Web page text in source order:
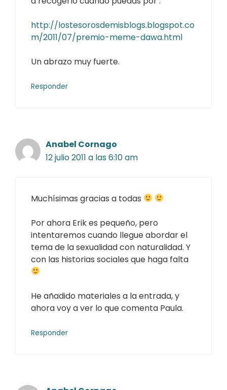
http://lostesorosdemisblogs.blogspot.co
m/2011/07/premio-meme-dawa.html
Un abrazo muy fuerte.
Responder
Anabel Cornago
12 julio 2011 a las 6:10 am
Muchísimas gracias a todas
Por ahora Erik es pequeño, pero
intentaremos cuando llegue abordar el
tema de la sexualidad con naturalidad. Y
con las historias sociales que haga falta
He añadido materiales a la entrada, y
ahora voy a ver lo que comenta Paula.
Responder